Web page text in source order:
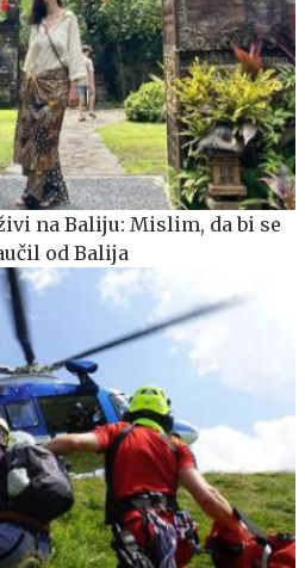
na Baliju: Mislim, da bi se
od Balija